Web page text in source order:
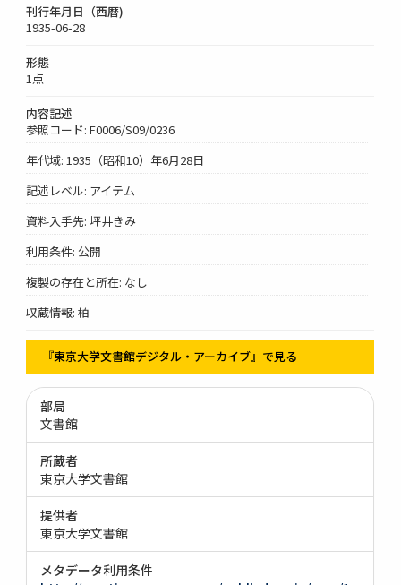
刊行年月日（西暦)
1935-06-28
形態
1点
内容記述
参照コード: F0006/S09/0236
年代域: 1935（昭和10）年6月28日
記述レベル: アイテム
資料入手先: 坪井きみ
利用条件: 公開
複製の存在と所在: なし
収蔵情報: 柏
『東京大学文書館デジタル・アーカイブ』で見る
部局
文書館
所蔵者
東京大学文書館
提供者
東京大学文書館
メタデータ利用条件